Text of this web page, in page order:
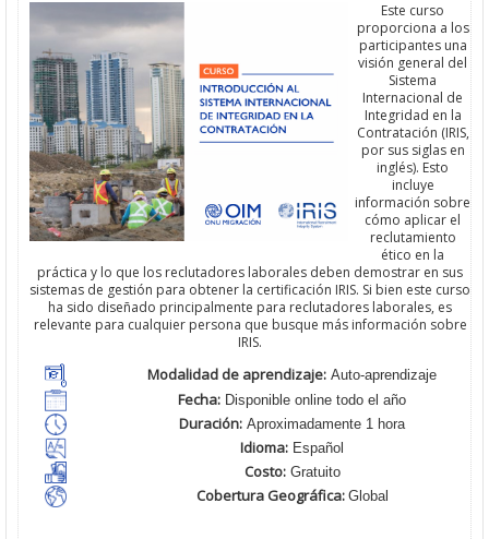
Este curso
proporciona a los
participantes una
visión general del
Sistema
Internacional de
Integridad en la
Contratación (IRIS,
por sus siglas en
inglés). Esto
incluye
información sobre
cómo aplicar el
reclutamiento
ético en la
práctica y lo que los reclutadores laborales deben demostrar en sus
sistemas de gestión para obtener la certificación IRIS. Si bien este curso
ha sido diseñado principalmente para reclutadores laborales, es
relevante para cualquier persona que busque más información sobre
IRIS.
Modalidad de aprendizaje: Auto-aprendizaje
Fecha: Disponible online todo el año
Duración: Aproximadamente 1 hora
Idioma: Español
Costo:Gratuito
Cobertura Geográfica: Global